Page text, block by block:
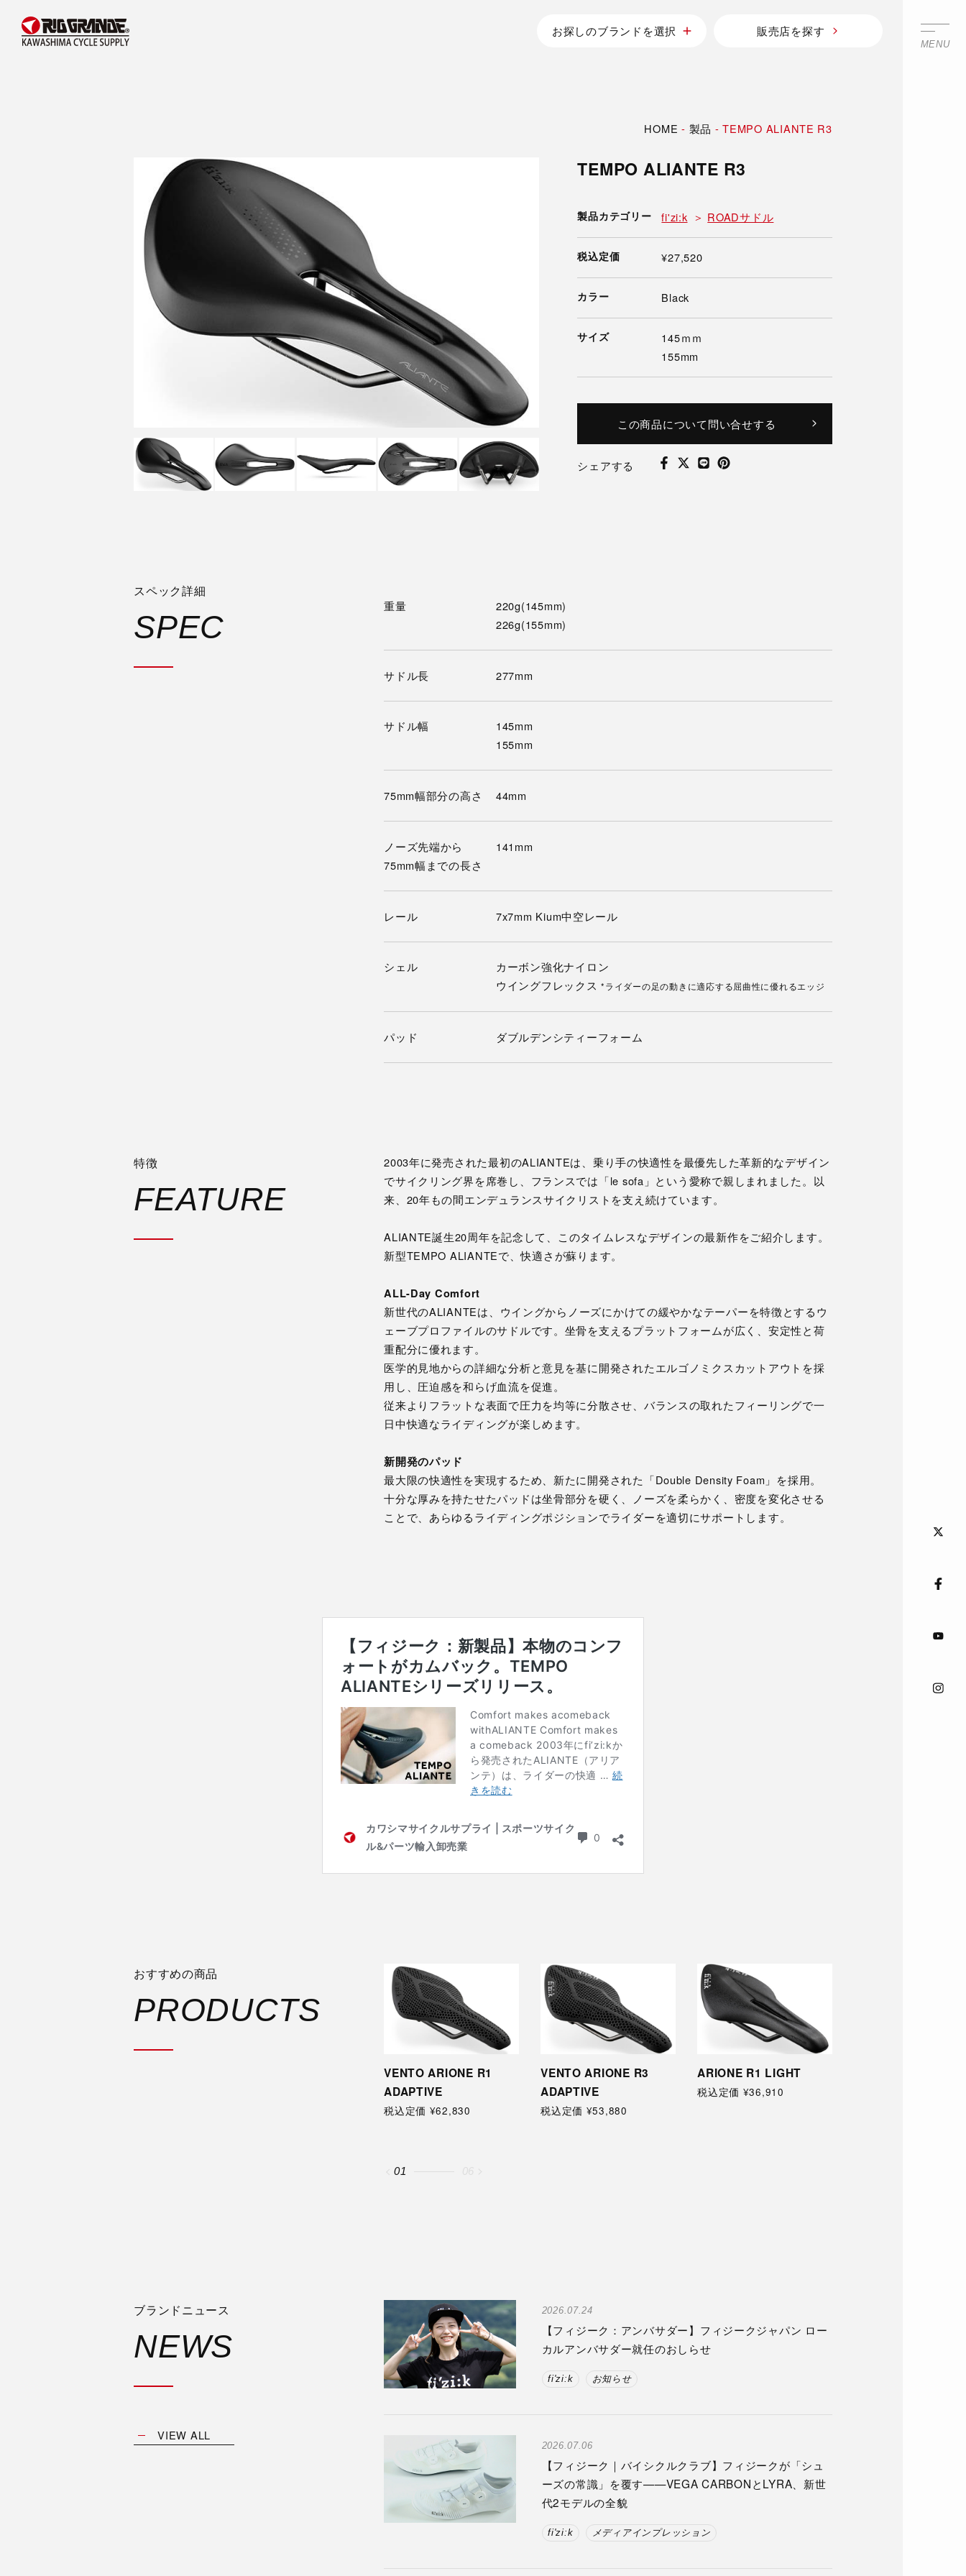
MENU
お探しのブランドを選択 販売店を探す
HOME - 製品 -TEMPO ALIANTE R3
TEMPO ALIANTE R3
製品カテゴリー fi'zi:k ROADサドル
税込定価 ¥27,520
カラー Black
サイズ
145ｍｍ
155mm
この商品について問い合せする
シェアする
スペック詳細
SPEC
重量
220g(145mm)
226g(155mm)
サドル長 277mm
サドル幅
145mm
155mm
75mm幅部分の高さ 44mm
ノーズ先端から
75mm幅までの長さ
141mm
レール 7x7mm Kium中空レール
シェル
カーボン強化ナイロン
ウイングフレックス*ライダーの足の動きに適応する屈曲性に優れるエッジ
パッド ダブルデンシティーフォーム
特徴
FEATURE
2003年に発売された最初のALIANTEは、乗り手の快適性を最優先した革新的なデザイン
でサイクリング界を席巻し、フランスでは「le sofa」という愛称で親しまれました。以
来、20年もの間エンデュランスサイクリストを支え続けています。
ALIANTE誕生20周年を記念して、このタイムレスなデザインの最新作をご紹介します。
新型TEMPO ALIANTEで、快適さが蘇ります。
ALL-Day Comfort
新世代のALIANTEは、ウイングからノーズにかけての緩やかなテーパーを特徴とするウ
ェーブプロファイルのサドルです。坐骨を支えるプラットフォームが広く、安定性と荷
重配分に優れます。
医学的見地からの詳細な分析と意見を基に開発されたエルゴノミクスカットアウトを採
用し、圧迫感を和らげ血流を促進。
従来よりフラットな表面で圧力を均等に分散させ、バランスの取れたフィーリングで一
日中快適なライディングが楽しめます。
新開発のパッド
最大限の快適性を実現するため、新たに開発された「Double Density Foam」を採用。
十分な厚みを持たせたパッドは坐骨部分を硬く、ノーズを柔らかく、密度を変化させる
ことで、あらゆるライディングポジションでライダーを適切にサポートします。
おすすめの商品
PRODUCTS
VENTO ARIONE R3
ADAPTIVE
税込定価 ¥53,880
ARIONE R1 LIGHT
税込定価 ¥36,910
ARIONE R1 OPEN
税込定価 ¥34,900
02
ブランドニュース
NEWS
VIEW ALL
2026.07.24
【フィジーク：アンバサダー】フィジークジャパン ロー
カルアンバサダー就任のおしらせ
fi'zi:k お知らせ
2026.07.06
【フィジーク｜バイシクルクラブ】フィジークが「シュ
ーズの常識」を覆す——VEGA CARBONとLYRA、新世
代2モデルの全貌
fi'zi:k メディアインプレッション